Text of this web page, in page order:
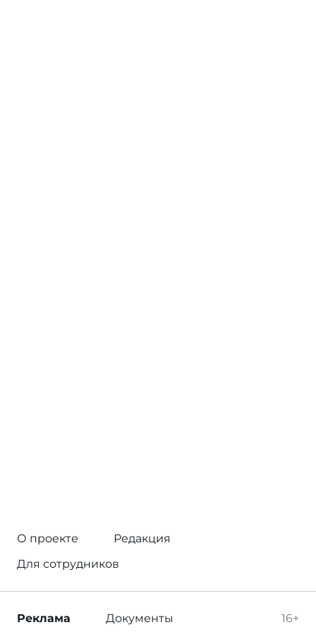
О проекте
Редакция
Для сотрудников
16+
Реклама Документы